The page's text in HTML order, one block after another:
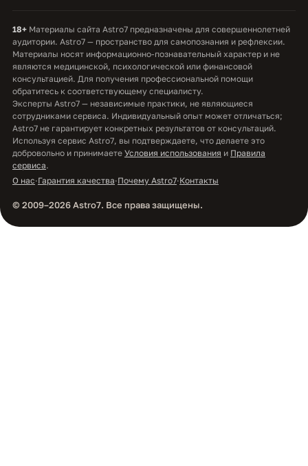
18+ Материалы сайта Astro7 предназначены для совершеннолетней
аудитории. Astro7 — пространство для самопознания и рефлексии.
Материалы носят информационно-познавательный характер и не
являются медицинской, психологической или финансовой
консультацией. Для получения профессиональной помощи
обратитесь к соответствующему специалисту.
Эксперты Astro7 — независимые практики, не являющиеся
сотрудниками сервиса. Индивидуальный опыт может отличаться;
Astro7 не гарантирует конкретных результатов от консультаций.
Используя сервис Astro7, вы подтверждаете, что делаете это
добровольно и принимаете Условия использования и Правила
сервиса.
О нас·Гарантия качества·Почему Astro7·Контакты
© 2009–2026 Astro7. Все права защищены.